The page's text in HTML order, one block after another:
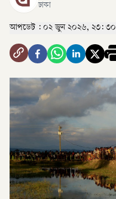
ঢাকা
আপডেট : ০২ জুন ২০২৬, ২৩: ৩০